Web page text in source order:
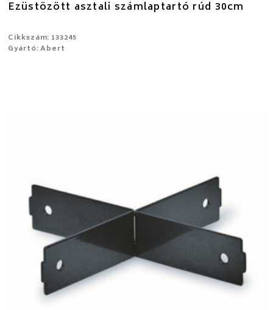
Ezüstözött asztali számlaptartó rúd 30cm
Cikkszám: 133245
Gyártó: Abert